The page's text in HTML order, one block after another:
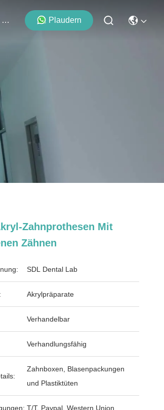
Treten Sie Mit Uns In Verbindung Plaudern
Zahnprothesen Mit
Zähnen
SDL Dental Lab
Akrylpräparate
Verhandelbar
Verhandlungsfähig
Zahnboxen, Blasenpackungen
und Plastiktüten
T/T, Paypal, Western Union